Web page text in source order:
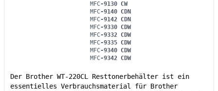
MFC-9130 CW
MFC-9140 CDN
MFC-9142 CDN
MFC-9330 CDW
MFC-9332 CDW
MFC-9335 CDW
MFC-9340 CDW
MFC-9342 CDW
Der Brother WT-220CL Resttonerbehälter ist ein
essentielles Verbrauchsmaterial für Brother